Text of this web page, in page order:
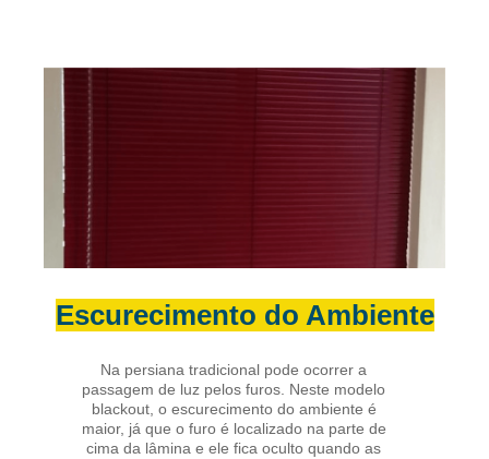
Escurecimento do Ambiente
Na persiana tradicional pode ocorrer a
passagem de luz pelos furos. Neste modelo
blackout, o escurecimento do ambiente é
maior, já que o furo é localizado na parte de
cima da lâmina e ele fica oculto quando as